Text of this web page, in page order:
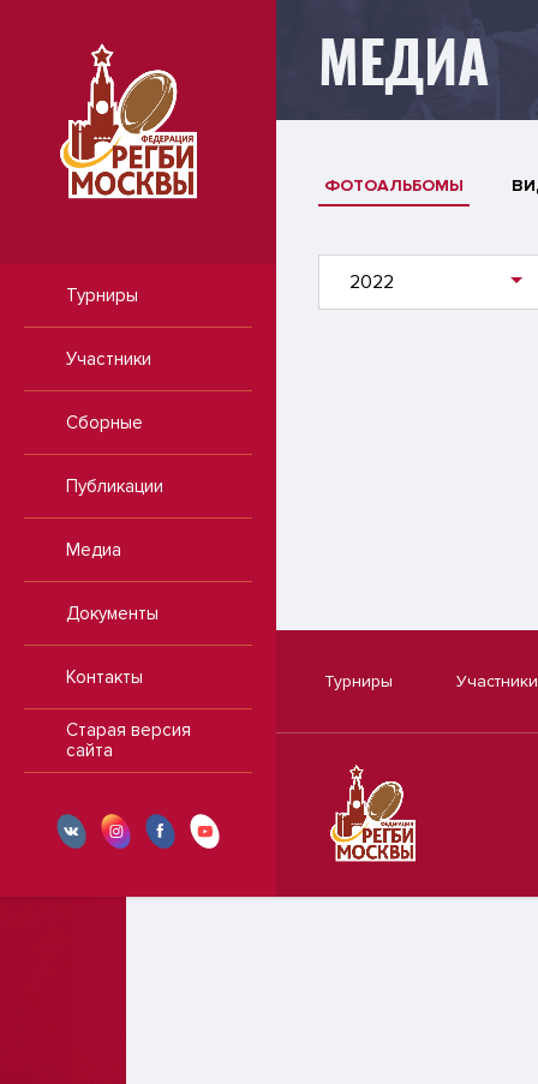
Турниры
Участники
Сборные
Публикации
Медиа
Документы
Контакты
Старая версия
сайта
МЕДИА
ФОТОАЛЬБОМЫ
2022
Турниры Участники